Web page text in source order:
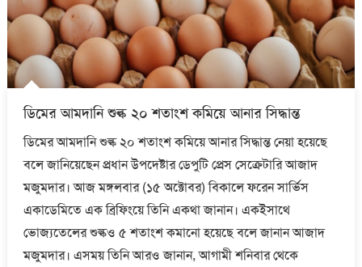
ডিমের আমদানি শুল্ক ২০ শতাংশ কমিয়ে আনার সিদ্ধান্ত
ডিমের আমদানি শুল্ক ২০ শতাংশ কমিয়ে আনার সিদ্ধান্ত নেয়া হয়েছে
বলে জানিয়েছেন প্রধান উপদেষ্টার ডেপুটি প্রেস সেক্রেটারি আজাদ
মজুমদার। আজ মঙ্গলবার (১৫ অক্টোবর) বিকালে ফরেন সার্ভিস
একাডেমিতে এক ব্রিফিংয়ে তিনি একথা জানান। একইসাথে
ভোজ্যতেলের শুল্কও ৫ শতাংশ কমানো হয়েছে বলে জানান আজাদ
মজুমদার। এসময় তিনি আরও জানান, আগামী শনিবার থেকে